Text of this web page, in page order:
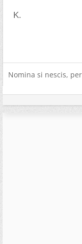
K.
Nomina si nescis,